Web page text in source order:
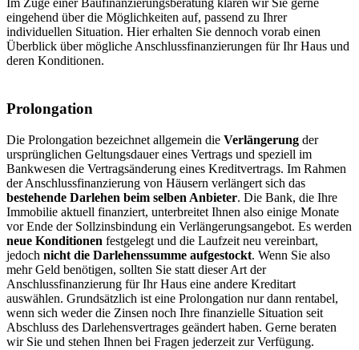
eingehend über die Möglichkeiten auf, passend zu Ihrer
individuellen Situation. Hier erhalten Sie dennoch vorab einen
Überblick über mögliche Anschlussfinanzierungen für Ihr Haus und
deren Konditionen.
Prolongation
Die Prolongation bezeichnet allgemein die Verlängerung der
ursprünglichen Geltungsdauer eines Vertrags und speziell im
Bankwesen die Vertragsänderung eines Kreditvertrags. Im Rahmen
der Anschlussfinanzierung von Häusern verlängert sich das
bestehende Darlehen beim selben Anbieter. Die Bank, die Ihre
Immobilie aktuell finanziert, unterbreitet Ihnen also einige Monate
vor Ende der Sollzinsbindung ein Verlängerungsangebot. Es werden
neue Konditionen festgelegt und die Laufzeit neu vereinbart,
jedoch nicht die Darlehenssumme aufgestockt. Wenn Sie also
mehr Geld benötigen, sollten Sie statt dieser Art der
Anschlussfinanzierung für Ihr Haus eine andere Kreditart
auswählen. Grundsätzlich ist eine Prolongation nur dann rentabel,
wenn sich weder die Zinsen noch Ihre finanzielle Situation seit
Abschluss des Darlehensvertrages geändert haben. Gerne beraten
wir Sie und stehen Ihnen bei Fragen jederzeit zur Verfügung.